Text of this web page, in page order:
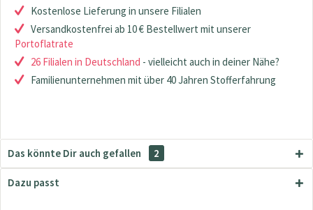
Kostenlose Lieferung in unsere Filialen
Versandkostenfrei ab 10 € Bestellwert mit unserer
Portoflatrate
26 Filialen in Deutschland - vielleicht auch in deiner Nähe?
Familienunternehmen mit über 40 Jahren Stofferfahrung
Das könnte Dir auch gefallen 2
Dazu passt